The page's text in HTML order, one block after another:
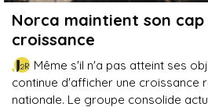
Norca maintient son cap
croissance
Même s'il n'a pas atteint ses
continue d'afficher une croissance
nationale. Le groupe consolide